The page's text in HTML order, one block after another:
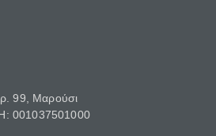
99, Μαρούσι
001037501000